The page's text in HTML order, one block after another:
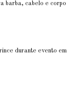
barba, cabelo e corpo
durante evento em